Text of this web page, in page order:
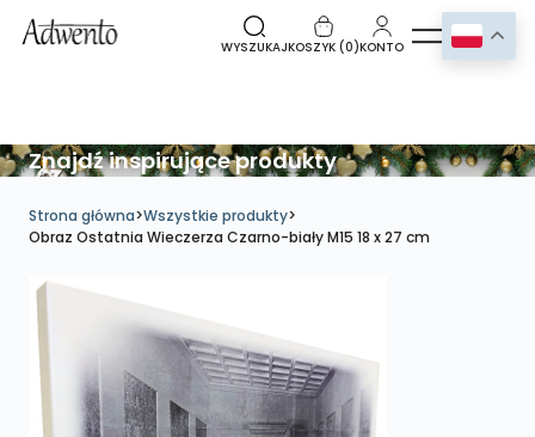
WYSZUKAJKOSZYK (0)KONTO
Znajdź inspirujące produkty
Strona główna>Wszystkie produkty>
Obraz Ostatnia Wieczerza Czarno-biały M15 18 x 27 cm